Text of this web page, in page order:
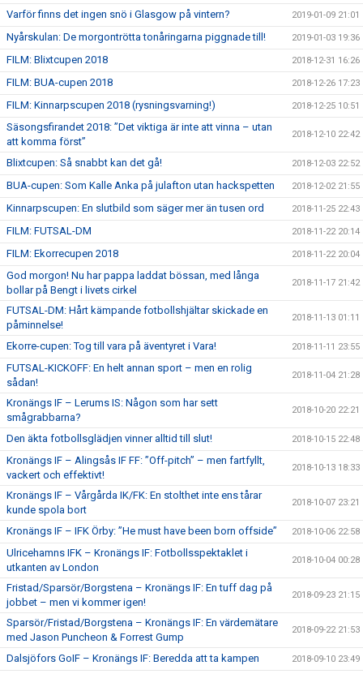
Varför finns det ingen snö i Glasgow på vintern? 2019-01-09 21:01
Nyårskulan: De morgontrötta tonåringarna piggnade till! 2019-01-03 19:36
FILM: Blixtcupen 2018 2018-12-31 16:26
FILM: BUA-cupen 2018 2018-12-26 17:23
FILM: Kinnarpscupen 2018 (rysningsvarning!) 2018-12-25 10:51
Säsongsfirandet 2018: ”Det viktiga är inte att vinna – utan
att komma först”
2018-12-10 22:42
Blixtcupen: Så snabbt kan det gå! 2018-12-03 22:52
BUA-cupen: Som Kalle Anka på julafton utan hackspetten 2018-12-02 21:55
Kinnarpscupen: En slutbild som säger mer än tusen ord 2018-11-25 22:43
FILM: FUTSAL-DM 2018-11-22 20:14
FILM: Ekorrecupen 2018 2018-11-22 20:04
God morgon! Nu har pappa laddat bössan, med långa
bollar på Bengt i livets cirkel
2018-11-17 21:42
FUTSAL-DM: Hårt kämpande fotbollshjältar skickade en
påminnelse!
2018-11-13 01:11
Ekorre-cupen: Tog till vara på äventyret i Vara! 2018-11-11 23:55
FUTSAL-KICKOFF: En helt annan sport – men en rolig
sådan!
2018-11-04 21:28
Kronängs IF – Lerums IS: Någon som har sett
smågrabbarna?
2018-10-20 22:21
Den äkta fotbollsglädjen vinner alltid till slut! 2018-10-15 22:48
Kronängs IF – Alingsås IF FF: ”Off-pitch” – men fartfyllt,
vackert och effektivt!
2018-10-13 18:33
Kronängs IF – Vårgårda IK/FK: En stolthet inte ens tårar
kunde spola bort
2018-10-07 23:21
Kronängs IF – IFK Örby: ”He must have been born offside” 2018-10-06 22:58
Ulricehamns IFK – Kronängs IF: Fotbollsspektaklet i
utkanten av London
2018-10-04 00:28
Fristad/Sparsör/Borgstena – Kronängs IF: En tuff dag på
jobbet – men vi kommer igen!
2018-09-23 21:15
Sparsör/Fristad/Borgstena – Kronängs IF: En värdemätare
med Jason Puncheon & Forrest Gump
2018-09-22 21:53
Dalsjöfors GoIF – Kronängs IF: Beredda att ta kampen 2018-09-10 23:49